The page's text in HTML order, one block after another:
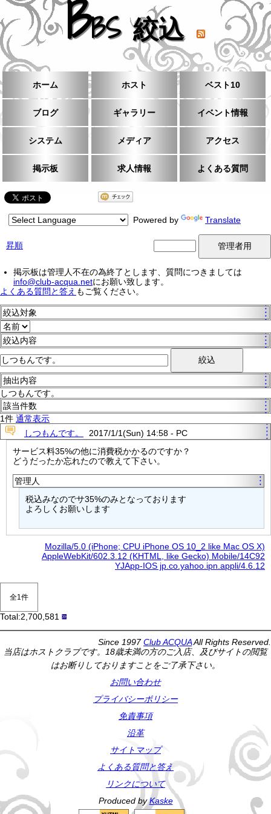
BBS 絞込
ホーム ホスト ベスト10
ブログ ギャラリー イベント情報
システム メディア アクセス
掲示板 求人情報 よくある質問
Powered by Translate
昇順
掲示板は管理人不在の為終了とします、質問につきましては
info@club-acqua.netにお願い致します。
よくある質問と答え もご覧ください。
絞込対象
絞込内容
抽出内容
しつもんです。
該当件数
1件 通常表示
しつもんです。
2017/1/1(Sun) 14:58 - PC
サービス料35%の他に消費税かかるのですか？
どうだったか忘れたので教えて下さい。
管理人
税込みなのでサ35%のみとなっております
よろしくお願いします
Mozilla/5.0 (iPhone; CPU iPhone OS 10_2 like Mac OS X)
AppleWebKit/602.3.12 (KHTML, like Gecko) Mobile/14C92
YJApp-IOS jp.co.yahoo.ipn.appli/4.6.12
全1件
Total:2,700,581
Since 1997Club ACQUAAll Rights Reserved.
当店はホストクラブです。18歳未満の方のご入店、及びサイトの閲覧
はお断りしておりますことをご了承下さい。
お問い合わせ
プライバシーポリシー
免責事項
沿革
サイトマップ
よくある質問と答え
リンクについて
Produced byKaske